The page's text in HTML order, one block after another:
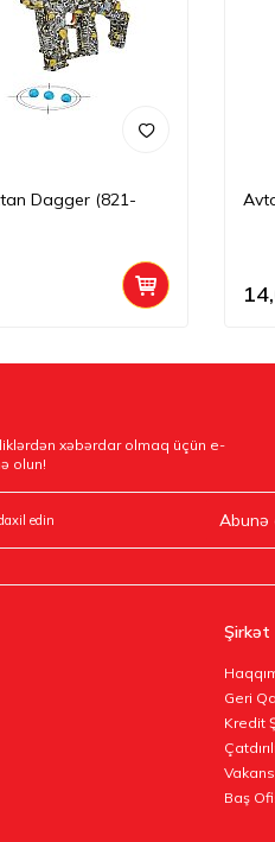
Dagger (821-
xəbərdar olmaq üçün e-
olun!
Abunə
Şirkət
Geri
Kredit
Baş